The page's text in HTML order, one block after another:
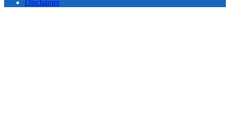
Disclaimer